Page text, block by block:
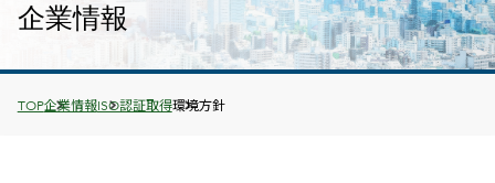
企業情報
Breadcrumbs
TOP企業情報ISO認証取得環境方針